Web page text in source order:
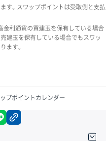
す。スワップポイントは受取側と支払
金利通貨の買建玉を保有している場合
建玉を保有している場合でもスワッ
ます。
プポイントカレンダー
facebook